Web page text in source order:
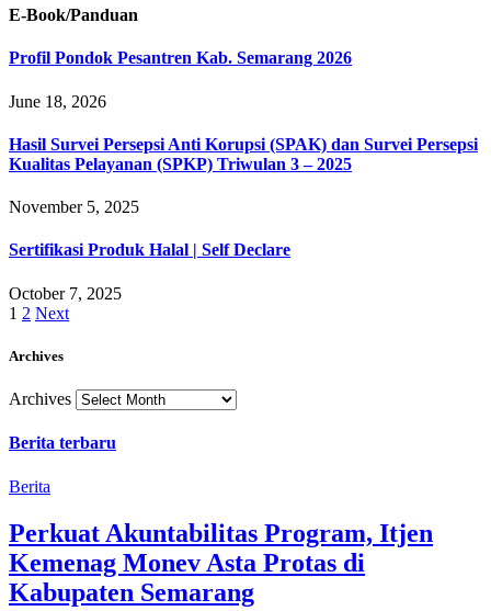
E-Book/Panduan
Profil Pondok Pesantren Kab. Semarang 2026
June 18, 2026
Hasil Survei Persepsi Anti Korupsi (SPAK) dan Survei Persepsi
Kualitas Pelayanan (SPKP) Triwulan 3 – 2025
November 5, 2025
Sertifikasi Produk Halal | Self Declare
October 7, 2025
1 2 Next
Archives
Archives
Berita terbaru
Berita
Perkuat Akuntabilitas Program, Itjen
Kemenag Monev Asta Protas di
Kabupaten Semarang